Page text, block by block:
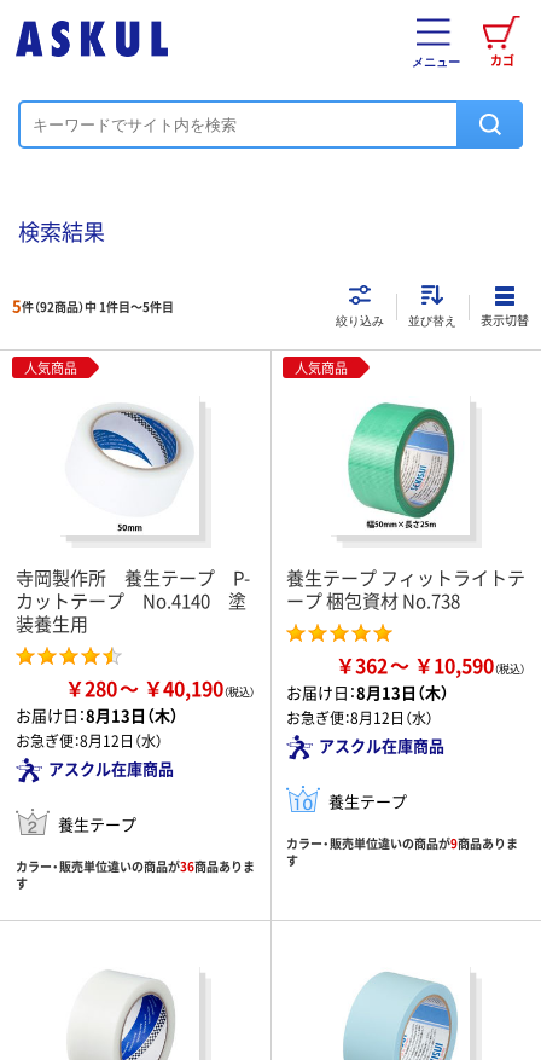
カゴ
メニュー
検索結果
5件（92商品）中 1件目～5件目
絞り込み 並び替え 表示切替
人気商品
寺岡製作所 養生テープ P-
カットテープ No.4140 塗
装養生用
￥280 ￥40,190
お届け日：8月13日（木）
お急ぎ便：8月12日（水）
アスクル在庫商品
養生テープ
カラー・販売単位違いの商品が36商品ありま
す
人気商品
養生テープ フィットライトテ
ープ 梱包資材 No.738
￥362 ￥10,590
お届け日：8月13日（木）
お急ぎ便：8月12日（水）
アスクル在庫商品
養生テープ
カラー・販売単位違いの商品が9商品ありま
す